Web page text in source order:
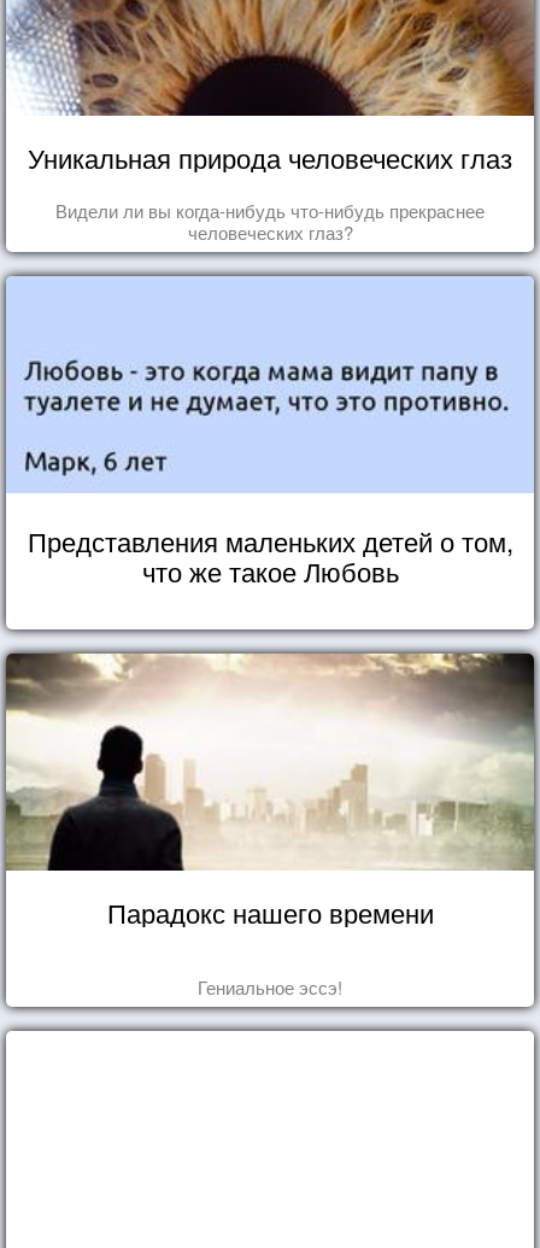
Уникальная природа человеческих глаз
Видели ли вы когда-нибудь что-нибудь прекраснее
человеческих глаз?
Представления маленьких детей о том,
что же такое Любовь
Парадокс нашего времени
Гениальное эссэ!